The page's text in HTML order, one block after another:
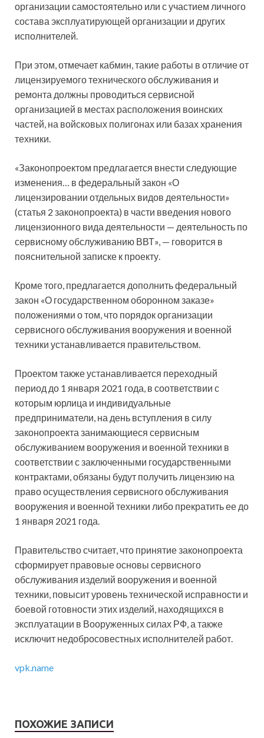
организации самостоятельно или с участием личного
состава эксплуатирующей организации и других
исполнителей.
При этом, отмечает кабмин, такие работы в отличие от
лицензируемого технического обслуживания и
ремонта должны проводиться сервисной
организацией в местах расположения воинских
частей, на войсковых полигонах или базах хранения
техники.
«Законопроектом предлагается внести следующие
изменения… в федеральный закон «О
лицензировании отдельных видов деятельности»
(статья 2 законопроекта) в части введения нового
лицензионного вида деятельности — деятельность по
сервисному обслуживанию ВВТ», — говорится в
пояснительной записке к проекту.
Кроме того, предлагается дополнить федеральный
закон «О государственном оборонном заказе»
положениями о том, что порядок организации
сервисного обслуживания вооружения и военной
техники устанавливается правительством.
Проектом также устанавливается переходный
период до 1 января 2021 года, в соответствии с
которым юрлица и индивидуальные
предприниматели, на день вступления в силу
законопроекта занимающиеся сервисным
обслуживанием вооружения и военной техники в
соответствии с заключенными государственными
контрактами, обязаны будут получить лицензию на
право осуществления сервисного обслуживания
вооружения и военной техники либо прекратить ее до
1 января 2021 года.
Правительство считает, что принятие законопроекта
сформирует правовые основы сервисного
обслуживания изделий вооружения и военной
техники, повысит уровень технической исправности и
боевой готовности этих изделий, находящихся в
эксплуатации в Вооруженных силах РФ, а также
исключит недобросовестных исполнителей работ.
vpk.name
ПОХОЖИЕ ЗАПИСИ